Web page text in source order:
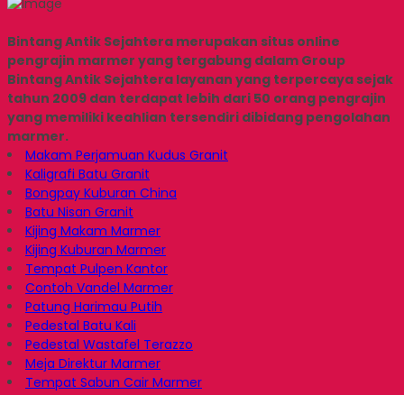
Bintang Antik Sejahtera merupakan situs online
pengrajin marmer yang tergabung dalam Group
Bintang Antik Sejahtera layanan yang terpercaya sejak
tahun 2009 dan terdapat lebih dari 50 orang pengrajin
yang memiliki keahlian tersendiri dibidang pengolahan
marmer.
Makam Perjamuan Kudus Granit
Kaligrafi Batu Granit
Bongpay Kuburan China
Batu Nisan Granit
Kijing Makam Marmer
Kijing Kuburan Marmer
Tempat Pulpen Kantor
Contoh Vandel Marmer
Patung Harimau Putih
Pedestal Batu Kali
Pedestal Wastafel Terazzo
Meja Direktur Marmer
Tempat Sabun Cair Marmer